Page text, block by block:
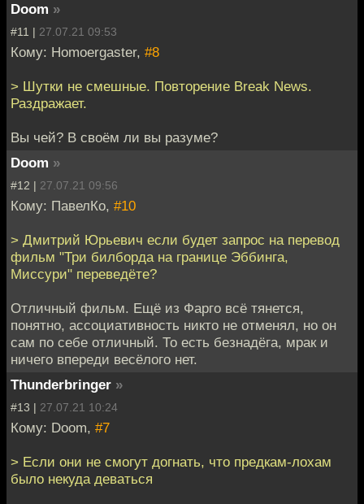
Doom »
#11 | 27.07.21 09:53
Кому: Homoergaster, #8
> Шутки не смешные. Повторение Break News.
Раздражает.
Вы чей? В своём ли вы разуме?
Doom »
#12 | 27.07.21 09:56
Кому: ПавелКо, #10
> Дмитрий Юрьевич если будет запрос на перевод
фильм "Три билборда на границе Эббинга,
Миссури" переведёте?
Отличный фильм. Ещё из Фарго всё тянется,
понятно, ассоциативность никто не отменял, но он
сам по себе отличный. То есть безнадёга, мрак и
ничего впереди весёлого нет.
Thunderbringer »
#13 | 27.07.21 10:24
Кому: Doom, #7
> Если они не смогут догнать, что предкам-лохам
было некуда деваться